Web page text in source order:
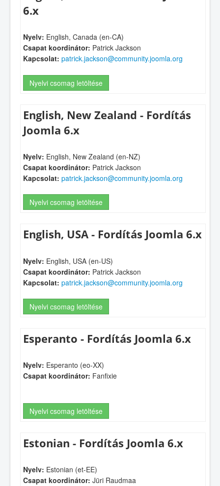
6.x
Nyelv: English, Canada (en-CA)
Csapat koordinátor: Patrick Jackson
Kapcsolat: patrick.jackson@community.joomla.org
Nyelvi csomag letöltése
English, New Zealand - Fordítás
Joomla 6.x
Nyelv: English, New Zealand (en-NZ)
Csapat koordinátor: Patrick Jackson
Kapcsolat: patrick.jackson@community.joomla.org
Nyelvi csomag letöltése
English, USA - Fordítás Joomla 6.x
Nyelv: English, USA (en-US)
Csapat koordinátor: Patrick Jackson
Kapcsolat: patrick.jackson@community.joomla.org
Nyelvi csomag letöltése
Esperanto - Fordítás Joomla 6.x
Nyelv: Esperanto (eo-XX)
Csapat koordinátor: Fanfixie
Nyelvi csomag letöltése
Estonian - Fordítás Joomla 6.x
Nyelv: Estonian (et-EE)
Csapat koordinátor: Jüri Raudmaa